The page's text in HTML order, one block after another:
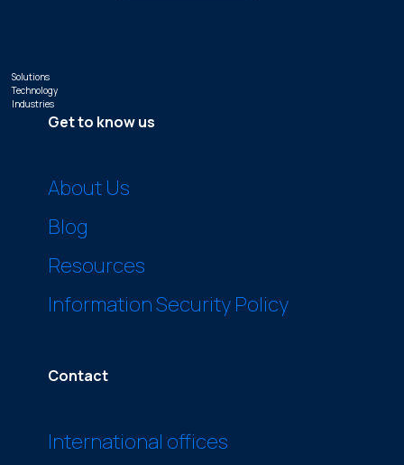
Solutions
Technology
Industries
Get to know us
About Us
Blog
Resources
Information Security Policy
Contact
International offices